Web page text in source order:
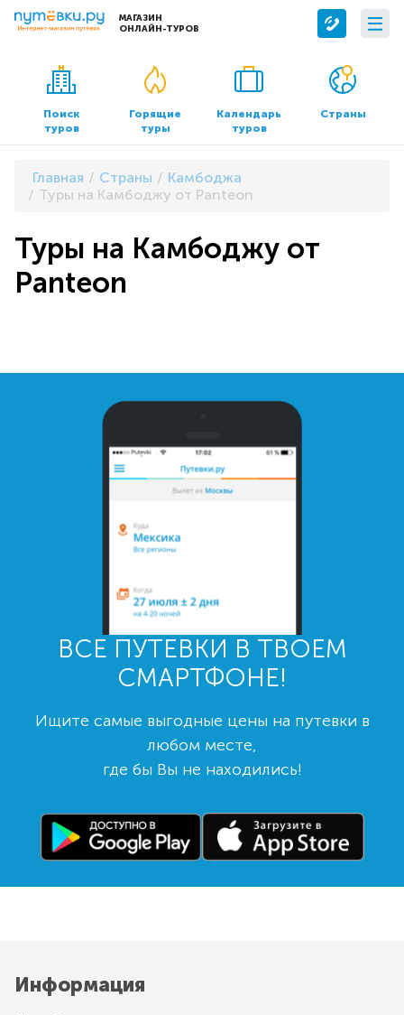
МАГАЗИН
ОНЛАЙН-ТУРОВ
Сервисы
Бронирование отелей
Трансфер
О компании
О нас
Контакты
Документы и реквизиты
Поиск
туров
Горящие
туры
Календарь
туров
Страны
Главная Страны
Камбоджа
Туры на Камбоджу от Panteon
Туры на Камбоджу от
Panteon
ВСЕ ПУТЕВКИ В ТВОЕМ
СМАРТФОНЕ!
Ищите самые выгодные цены на путевки в
любом месте,
где бы Вы не находились!
Информация